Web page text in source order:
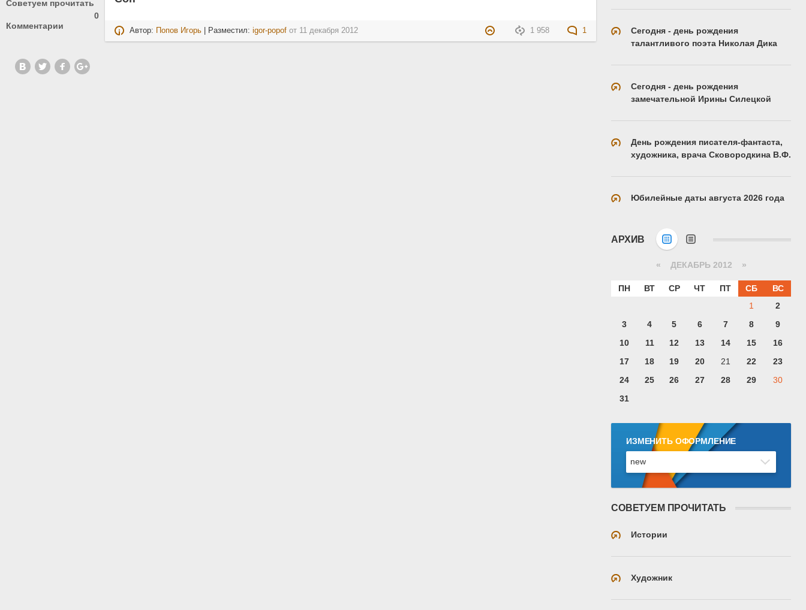
Советуем прочитать
0
Комментарии
1 958 1
Автор: Попов Игорь | Разместил:igor-popof от 11 декабря 2012
Сегодня - день рождения
талантливого поэта Николая Дика
Сегодня - день рождения
замечательной Ирины Силецкой
День рождения писателя-фантаста,
художника, врача Сковородкина В.Ф.
Юбилейные даты августа 2026 года
АРХИВ
« ДЕКАБРЬ 2012 »
ПН ВТ СР ЧТ ПТ СБ
ВС
1
2
3
4 5 6 7 8
9
10
11 12 13 14 15
16
17
18 19 20 21 22
23
24
25 26 27 28 29
30
31
ИЗМЕНИТЬ ОФОРМЛЕНИЕ
СОВЕТУЕМ ПРОЧИТАТЬ
Истории
Художник